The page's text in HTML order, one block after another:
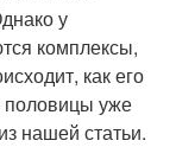
у
комплексы,
как его
половицы уже
нашей статьи.